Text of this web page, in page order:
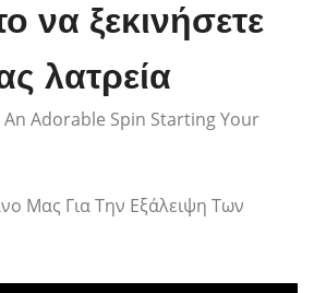
να ξεκινήσετε
λατρεία
An Adorable Spin Starting Your
Μας Για Την Εξάλειψη Των